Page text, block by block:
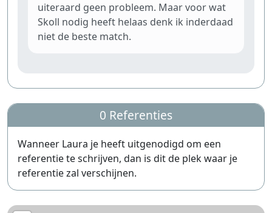
uiteraard geen probleem. Maar voor wat
Skoll nodig heeft helaas denk ik inderdaad
niet de beste match.
0 Referenties
Wanneer Laura je heeft uitgenodigd om een
referentie te schrijven, dan is dit de plek waar je
referentie zal verschijnen.